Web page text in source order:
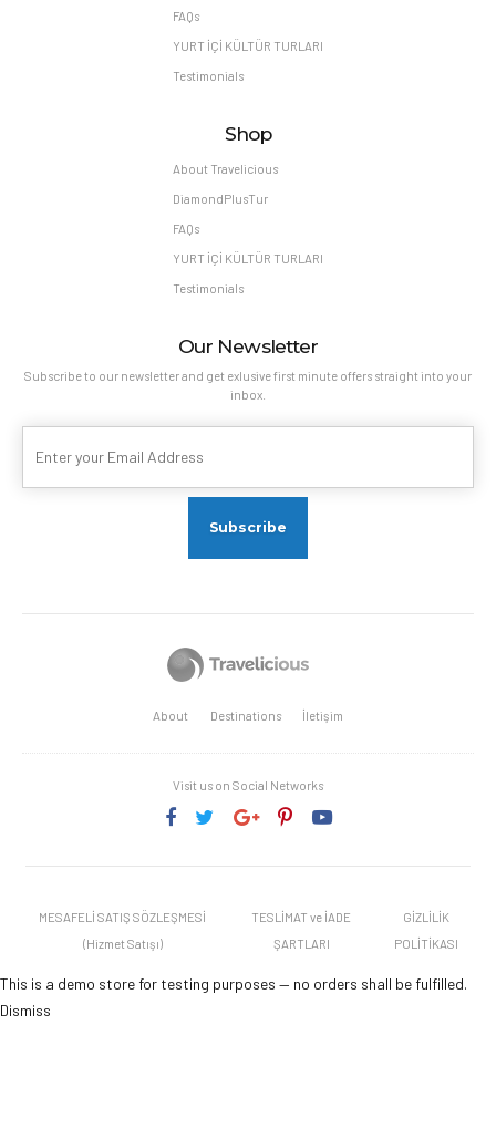
FAQs
YURT İÇİ KÜLTÜR TURLARI
Testimonials
Shop
About Travelicious
DiamondPlusTur
FAQs
YURT İÇİ KÜLTÜR TURLARI
Testimonials
Our Newsletter
Subscribe to our newsletter and get exlusive first minute offers straight into your
inbox.
About Destinations İletişim
Visit us on Social Networks
MESAFELİ SATIŞ SÖZLEŞMESİ
(Hizmet Satışı)
TESLİMAT ve İADE
ŞARTLARI
GİZLİLİK
POLİTİKASI
This is a demo store for testing purposes — no orders shall be fulfilled.
Dismiss